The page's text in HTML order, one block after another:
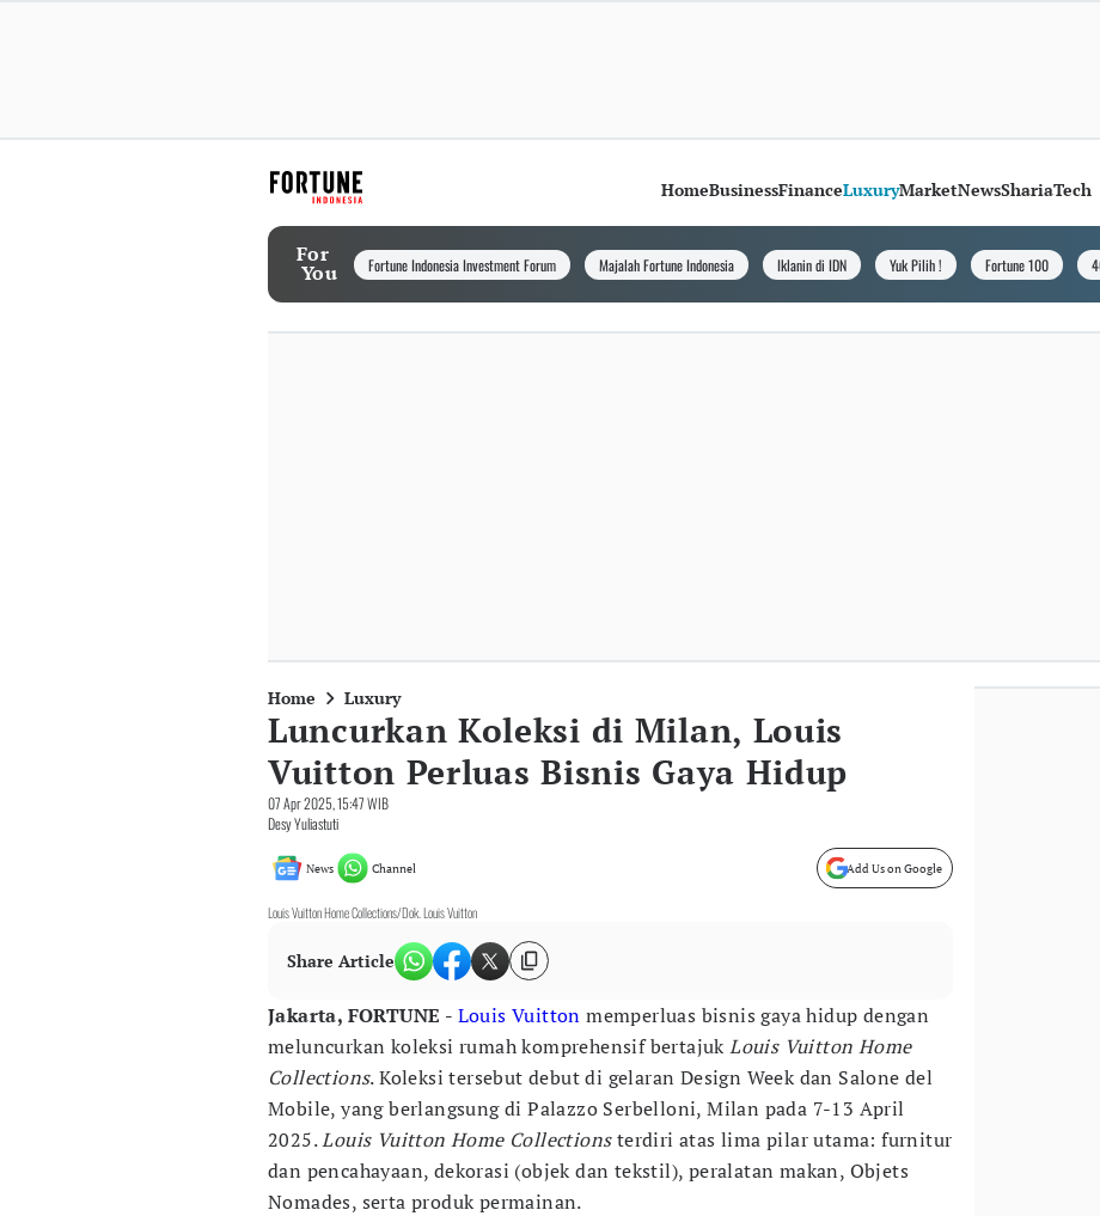
HomeBusinessFinanceLuxuryMarketNewsShariaTech
For
You Fortune Indonesia Investment Forum Majalah Fortune Indonesia Iklanin di IDN Yuk Pilih ! Fortune 100
Home Luxury
Luncurkan Koleksi di Milan, Louis
Vuitton Perluas Bisnis Gaya Hidup
07 Apr 2025, 15:47 WIB
Desy Yuliastuti
News Channel Add Us on Google
Louis Vuitton Home Collections/Dok. Louis Vuitton
Share Article
Jakarta, FORTUNE - Louis Vuitton memperluas bisnis gaya hidup dengan
meluncurkan koleksi rumah komprehensif bertajukLouis Vuitton Home
Collections. Koleksi tersebut debut di gelaran Design Week dan Salone del
Mobile, yang berlangsung di Palazzo Serbelloni, Milan pada 7-13 April
2025.Louis Vuitton Home Collectionsterdiri atas lima pilar utama: furnitur
dan pencahayaan, dekorasi (objek dan tekstil), peralatan makan, Objets
Nomades, serta produk permainan.